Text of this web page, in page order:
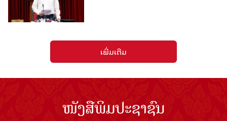
ເພີ່ມເຕີມ
ໜັງສືພິມປະຊາຊົນ